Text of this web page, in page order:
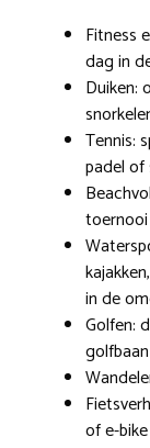
Fitness
dag in
Duiken:
Tennis:
padel of
in de
Golfen:
golfbaan
of e-bike